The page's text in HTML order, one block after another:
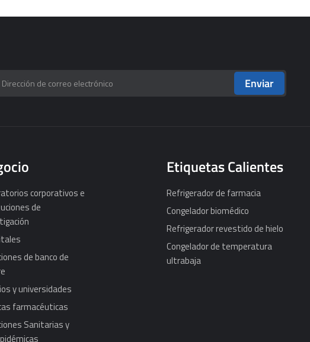
Enviar
corporativos e
de
de banco de
y universidades
farmacéuticas
Sanitarias y
Etiquetas Calientes
Refrigerador de farmacia
Congelador biomédico
Refrigerador revestido de hielo
Congelador de temperatura
ultrabaja